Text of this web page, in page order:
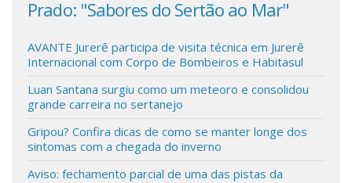
Agenda Cultural
Anuncie
Prado: "Sabores do Sertão ao Mar"
AVANTE Jurerê participa de visita técnica em Jurerê
Internacional com Corpo de Bombeiros e Habitasul
Luan Santana surgiu como um meteoro e consolidou
grande carreira no sertanejo
Gripou? Confira dicas de como se manter longe dos
sintomas com a chegada do inverno
Aviso: fechamento parcial de uma das pistas da